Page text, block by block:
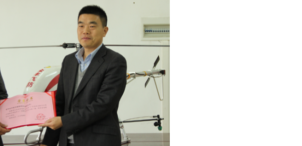
王志国董事长与杨洲院长就合作协议签字